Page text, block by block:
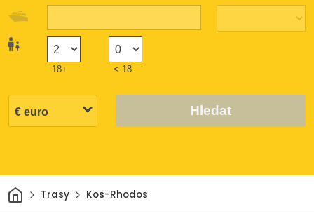
18+ < 18
Hledat
Domov
Trasy Kos-Rhodos